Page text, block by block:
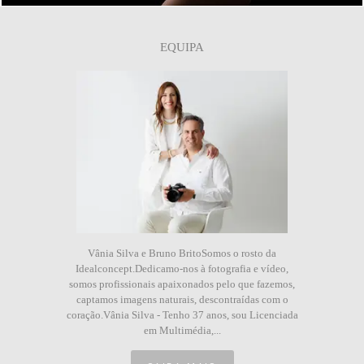
EQUIPA
Vânia Silva e Bruno BritoSomos o rosto da
Idealconcept.Dedicamo-nos à fotografia e vídeo,
somos profissionais apaixonados pelo que fazemos,
captamos imagens naturais, descontraídas com o
coração.Vânia Silva - Tenho 37 anos, sou Licenciada
em Multimédia,...